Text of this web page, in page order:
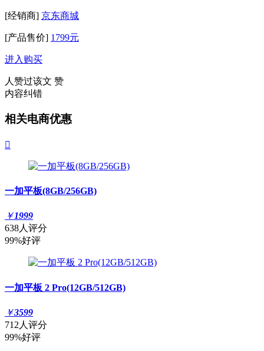
[经销商] 京东商城
[产品售价] 1799元
进入购买
人赞过该文 赞
内容纠错
相关电商优惠

一加平板(8GB/256GB)
￥1999
638人评分
99%好评
一加平板 2 Pro(12GB/512GB)
￥3599
712人评分
99%好评